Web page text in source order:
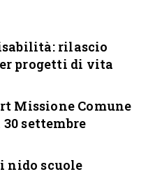
rilascio
progetti di vita
Missione Comune
settembre
nido scuole